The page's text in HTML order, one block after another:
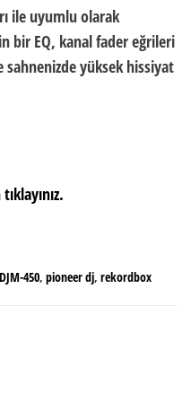
ile uyumlu olarak
bir EQ, kanal fader eğrileri
yüksek hissiyat
DJM-450, pioneer dj, rekordbox